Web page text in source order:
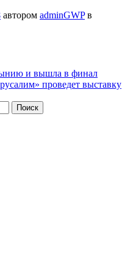
автором adminGWPв
и вышла в финал
проведет выставку